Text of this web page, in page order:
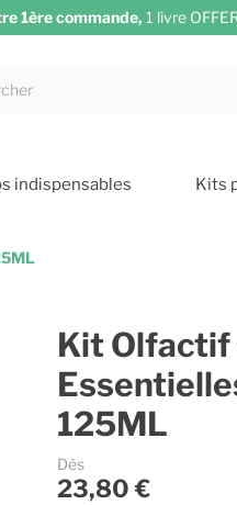
1ère commande, 1 livre
indispensables Kits
Kit Olfactif
125ML
Dès
23,80 €